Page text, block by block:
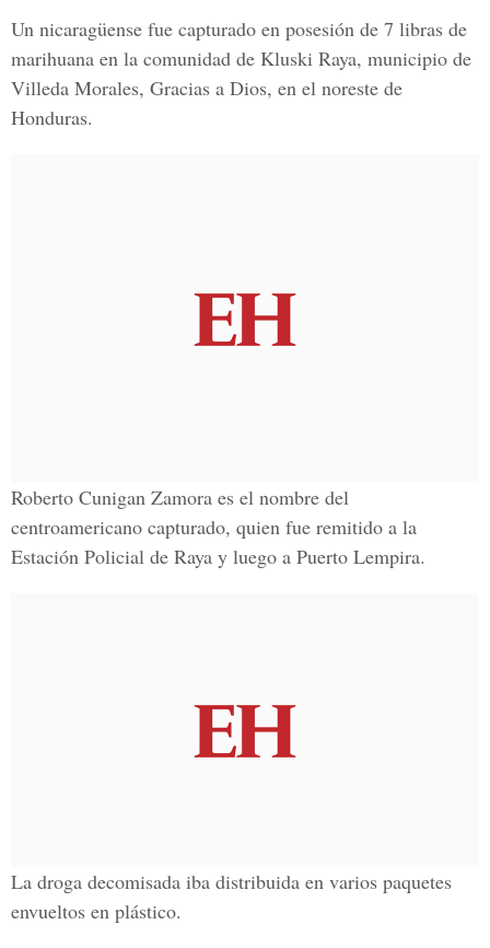
Un nicaragüense fue capturado en posesión de 7 libras de
marihuana en la comunidad de Kluski Raya, municipio de
Villeda Morales, Gracias a Dios, en el noreste de
Honduras.
Roberto Cunigan Zamora es el nombre del
centroamericano capturado, quien fue remitido a la
Estación Policial de Raya y luego a Puerto Lempira.
La droga decomisada iba distribuida en varios paquetes
envueltos en plástico.